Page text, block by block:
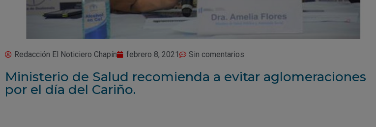
Redacción El Noticiero Chapín febrero 8, 2021 Sin comentarios
Ministerio de Salud recomienda a evitar aglomeraciones
por el día del Cariño.